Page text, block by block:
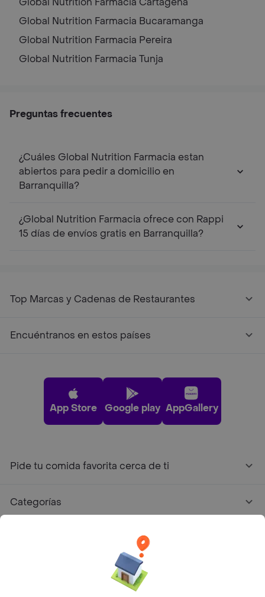
Global Nutrition Farmacia Bucaramanga
Global Nutrition Farmacia Pereira
Global Nutrition Farmacia Tunja
Preguntas frecuentes
¿Cuáles Global Nutrition Farmacia estan
abiertos para pedir a domicilio en
Barranquilla?
¿Global Nutrition Farmacia ofrece con Rappi
15 días de envíos gratis en Barranquilla?
Top Marcas y Cadenas de Restaurantes
Encuéntranos en estos países
App Store Google play AppGallery
Pide tu comida favorita cerca de ti
Categorías